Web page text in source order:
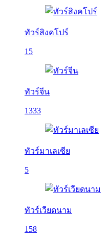
ทัวร์สิงคโปร์
15
ทัวร์จีน
1333
ทัวร์มาเลเซีย
5
ทัวร์เวียดนาม
158